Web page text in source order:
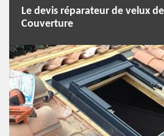
Le devis réparateur de velux
Couverture